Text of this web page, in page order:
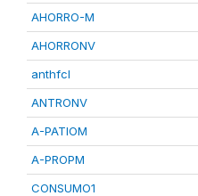
AHORRO-M
AHORRONV
anthfcl
ANTRONV
A-PATIOM
A-PROPM
CONSUMO1